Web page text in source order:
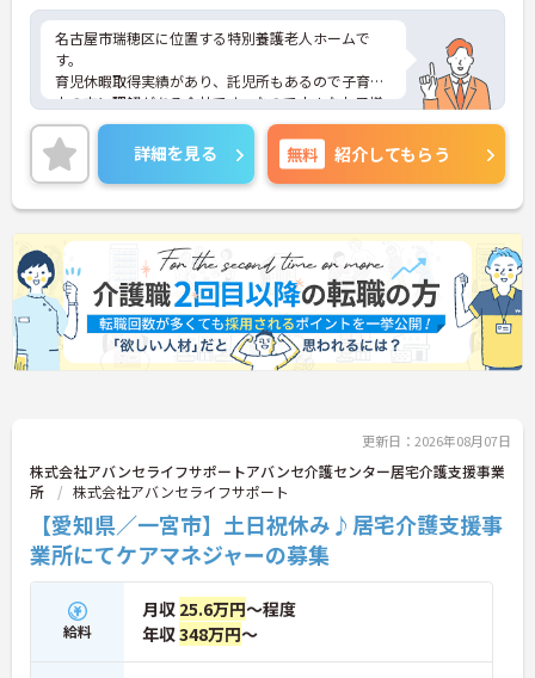
名古屋市瑞穂区に位置する特別養護老人ホームで
す。
育児休暇取得実績があり、託児所もあるので子育て
中の方に理解がある会社です。なので小さなお子様
がいらっしゃる方も安心して働いていただけます。
月給302,000円～320,000円と高給与なので、生活
を充実させることができます♪
ご興味をお持ちの方には、詳細の情報や面接のポイ
ントをお伝えしますのでお気軽にお問い合わせくだ
さい。
詳細を見る 無料 紹介してもらう
更新日：2026年08月07日
株式会社アバンセライフサポートアバンセ介護センター居宅介護支援事業
所
株式会社アバンセライフサポート
【愛知県／一宮市】土日祝休み♪居宅介護支援事
業所にてケアマネジャーの募集
給料
月収 25.6万円～程度
年収348万円～